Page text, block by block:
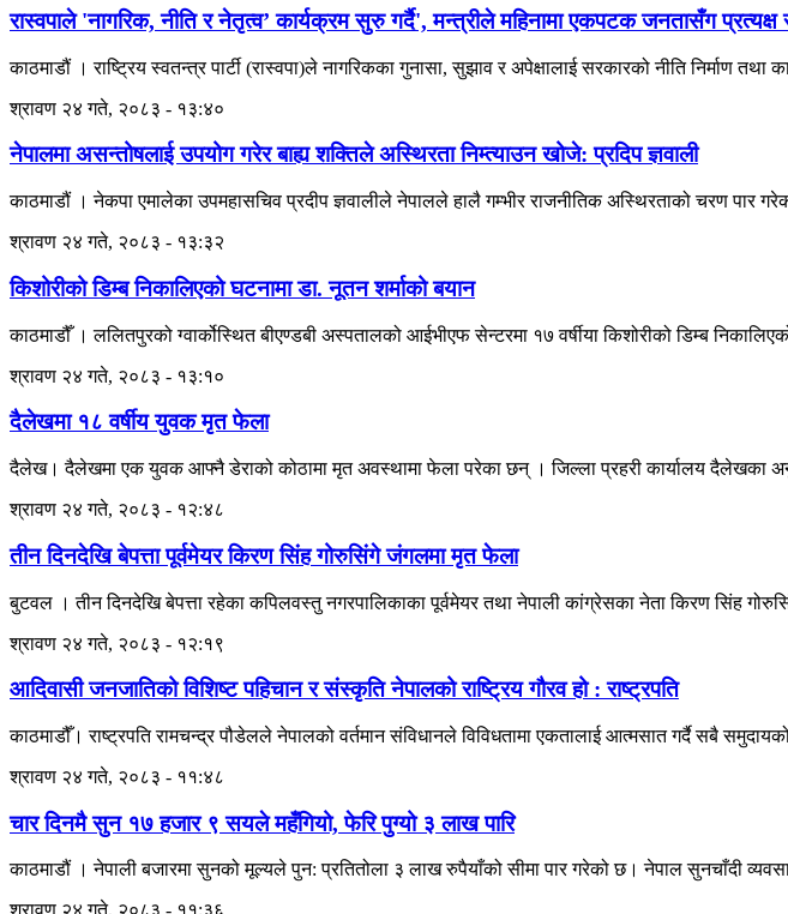
रास्वपाले 'नागरिक, नीति र नेतृत्व’ कार्यक्रम सुरु गर्दै', मन्त्रीले महिनामा एकपटक जनतासँग प्रत्यक्ष
काठमाडौं । राष्ट्रिय स्वतन्त्र पार्टी (रास्वपा)ले नागरिकका गुनासा, सुझाव र अपेक्षालाई सरकारको नीति निर्माण तथा
श्रावण २४ गते, २०८३ - १३:४०
नेपालमा असन्तोषलाई उपयोग गरेर बाह्य शक्तिले अस्थिरता निम्त्याउन खोजे: प्रदिप ज्ञवाली
काठमाडौं । नेकपा एमालेका उपमहासचिव प्रदीप ज्ञवालीले नेपालले हालै गम्भीर राजनीतिक अस्थिरताको चरण पार
श्रावण २४ गते, २०८३ - १३:३२
किशोरीको डिम्ब निकालिएको घटनामा डा. नूतन शर्माको बयान
काठमाडौँ । ललितपुरको ग्वार्कोस्थित बीएण्डबी अस्पतालको आईभीएफ सेन्टरमा १७ वर्षीया किशोरीको डिम्ब
श्रावण २४ गते, २०८३ - १३:१०
दैलेखमा १८ वर्षीय युवक मृत फेला
दैलेख। दैलेखमा एक युवक आफ्नै डेराको कोठामा मृत अवस्थामा फेला परेका छन् । जिल्ला प्रहरी कार्यालय दैलेखका
श्रावण २४ गते, २०८३ - १२:४८
तीन दिनदेखि बेपत्ता पूर्वमेयर किरण सिंह गोरुसिंगे जंगलमा मृत फेला
बुटवल । तीन दिनदेखि बेपत्ता रहेका कपिलवस्तु नगरपालिकाका पूर्वमेयर तथा नेपाली कांग्रेसका नेता किरण सिंह
श्रावण २४ गते, २०८३ - १२:१९
आदिवासी जनजातिको विशिष्ट पहिचान र संस्कृति नेपालको राष्ट्रिय गौरव हो : राष्ट्रपति
काठमाडौँ। राष्ट्रपति रामचन्द्र पौडेलले नेपालको वर्तमान संविधानले विविधतामा एकतालाई आत्मसात गर्दै सबै
श्रावण २४ गते, २०८३ - ११:४८
चार दिनमै सुन १७ हजार ९ सयले महँगियो, फेरि पुग्यो ३ लाख पारि
काठमाडौं । नेपाली बजारमा सुनको मूल्यले पुन: प्रतितोला ३ लाख रुपैयाँको सीमा पार गरेको छ। नेपाल सुनचाँदी